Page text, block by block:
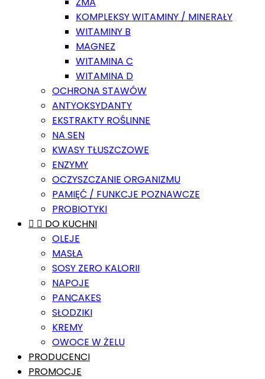
KOMPLEKSY WITAMINY / MINERAŁY
WITAMINY B
MAGNEZ
WITAMINA C
WITAMINA D
OCHRONA STAWÓW
ANTYOKSYDANTY
EKSTRAKTY ROŚLINNE
NA SEN
KWASY TŁUSZCZOWE
ENZYMY
OCZYSZCZANIE ORGANIZMU
PAMIĘĆ / FUNKCJE POZNAWCZE
PROBIOTYKI
  DO KUCHNI
OLEJE
MASŁA
SOSY ZERO KALORII
NAPOJE
PANCAKES
SŁODZIKI
KREMY
OWOCE W ŻELU
PRODUCENCI
PROMOCJE